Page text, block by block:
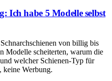
Ich habe 5 Modelle selbst
von billig bis
Modelle scheiterten, warum die
welcher Schienen-Typ für
keine Werbung.